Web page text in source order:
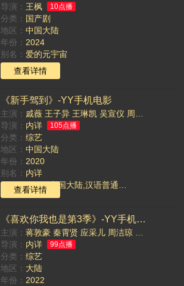
导演： 王枫 10点播
分类： 国产剧
地区： 中国大陆
年份： 2024
别名： 爱的元宇宙
TAG：
查看详情
《新手驾到》-YY手机电影
主演： 戚薇 王子异 王琳凯 吴宣仪 周深
导演： 内详 105点播
分类： 综艺
地区： 中国大陆
年份： 2020
别名： 内详
TAG：2020 ,中国大陆,汉语普通话,正片,综艺,新手驾到2020 ,,2020 中国大陆新手驾到,新手驾到
查看详情
《喜欢你我也是第3季》-YY手机电影
主演： 蒋敦豪 秦霄贤 应采儿 周洁琼
导演： 内详 99点播
分类： 综艺
地区： 大陆
年份： 2022